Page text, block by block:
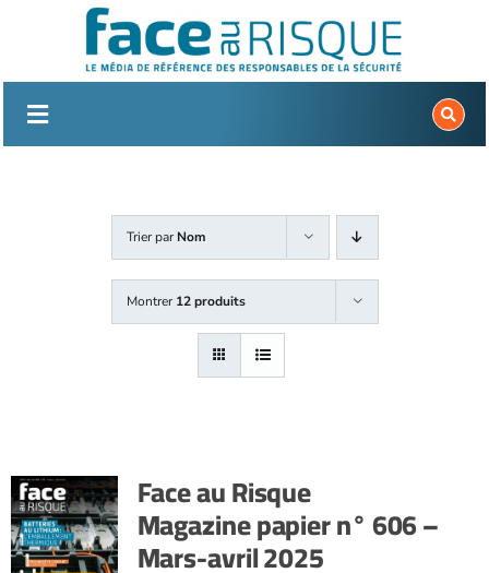
Trier parNom
Montrer12 produits
Face au Risque
Magazine papier n° 606 –
Mars-avril 2025